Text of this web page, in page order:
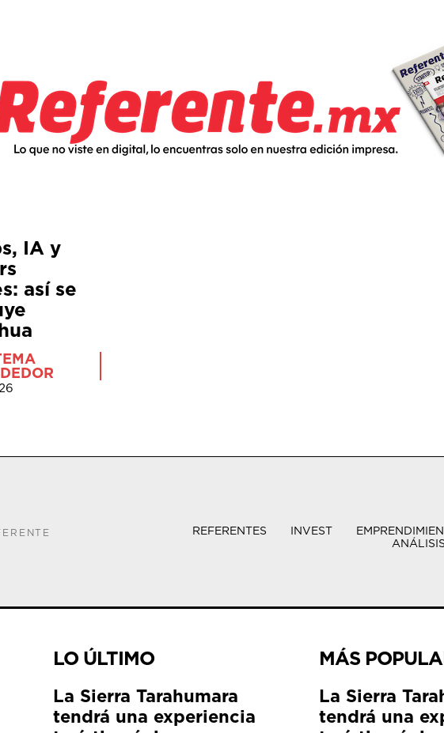
IA y
así se
REFERENTES INVEST
LO ÚLTIMO
La Sierra Tarahumara
tendrá una experiencia
MÁS
La Sierra
tendrá una